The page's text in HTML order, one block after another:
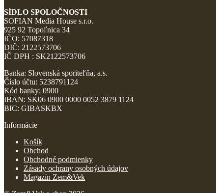
SÍDLO SPOLOČNOSTI
SOFIAN Media House s.r.o.
925 92 Topoľnica 34
IČO: 57087318
DIČ: 2122573706
IČ DPH : SK2122573706
Banka: Slovenská sporiteľňa, a.s.
Číslo účtu: 5238791124
Kód banky: 0900
IBAN: SK06 0900 0000 0052 3879 1124
BIC: GIBASKBX
Informácie
Košík
Obchod
Obchodné podmienky
Zásady ochrany osobných údajov
Magazín Zem&Vek